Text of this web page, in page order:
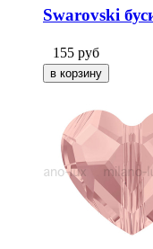
Swarovski
155 руб